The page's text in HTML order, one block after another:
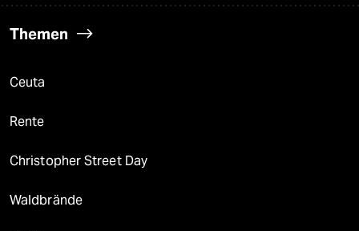
Themen
Ceuta
Rente
Christopher Street Day
Waldbrände